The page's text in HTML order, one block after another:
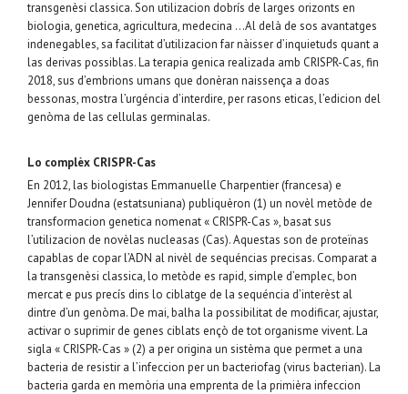
transgenèsi classica. Son utilizacion dobrís de larges orizonts en
biologia, genetica, agricultura, medecina …Al delà de sos avantatges
indenegables, sa facilitat d’utilizacion far nàisser d’inquietuds quant a
las derivas possiblas. La terapia genica realizada amb CRISPR-Cas, fin
2018, sus d’embrions umans que donèran naissença a doas
bessonas, mostra l’urgéncia d’interdire, per rasons eticas, l’edicion del
genòma de las cellulas germinalas.
Lo complèx CRISPR-Cas
En 2012, las biologistas Emmanuelle Charpentier (francesa) e
Jennifer Doudna (estatsuniana) publiquèron (1) un novèl metòde de
transformacion genetica nomenat « CRISPR-Cas », basat sus
l’utilizacion de novèlas nucleasas (Cas). Aquestas son de proteïnas
capablas de copar l’ADN al nivèl de sequéncias precisas. Comparat a
la transgenèsi classica, lo metòde es rapid, simple d’emplec, bon
mercat e pus precís dins lo ciblatge de la sequéncia d’interèst al
dintre d’un genòma. De mai, balha la possibilitat de modificar, ajustar,
activar o suprimir de genes ciblats ençò de tot organisme vivent. La
sigla « CRISPR-Cas » (2) a per origina un sistèma que permet a una
bacteria de resistir a l’infeccion per un bacteriofag (virus bacterian). La
bacteria garda en memòria una emprenta de la primièra infeccion